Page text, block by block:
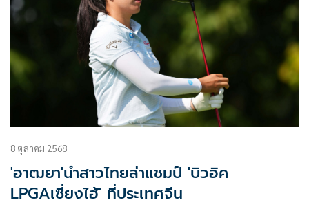
Vare Trophy สำหรับผู้ทำสกอร์เฉลี่ยต่ำสุดของทัวร์
8 ตุลาคม 2568
'อาฒยา'นำสาวไทยล่าแชมป์ 'บิวอิค
LPGAเซี่ยงไฮ้' ที่ประเทศจีน